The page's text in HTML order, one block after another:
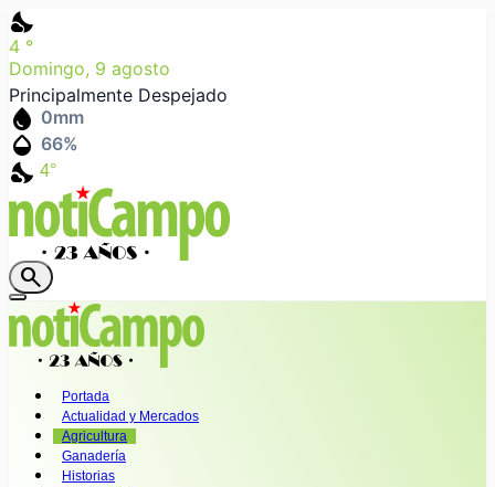
nights_stay
4 °
Domingo, 9 agosto
Principalmente Despejado
water_drop 0mm
humidity_mid 66%
nights_stay 4°
search
Portada
Actualidad y Mercados
Agricultura
Ganadería
Historias